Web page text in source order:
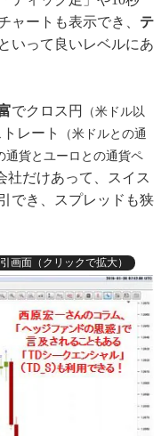
ャートも表示でき、 テ
といって良いレベルにあ
でクロス円
（米ドル以
レート
（米ドルとの通
通貨とユーロとの通貨ペ
社だけあって、スイス
でき、スプレッドも狭
画面（クリックで拡大）